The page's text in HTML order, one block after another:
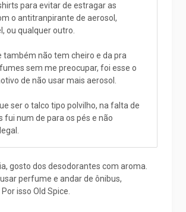
para evitar de estragar as
o antitranpirante de aerosol,
ou qualquer outro.
também não tem cheiro e da pra
sem me preocupar, foi esse o
de não usar mais aerosol.
ser o talco tipo polvilho, na falta de
fui num de para os pés e não
gosto dos desodorantes com aroma.
perfume e andar de ônibus,
isso Old Spice.